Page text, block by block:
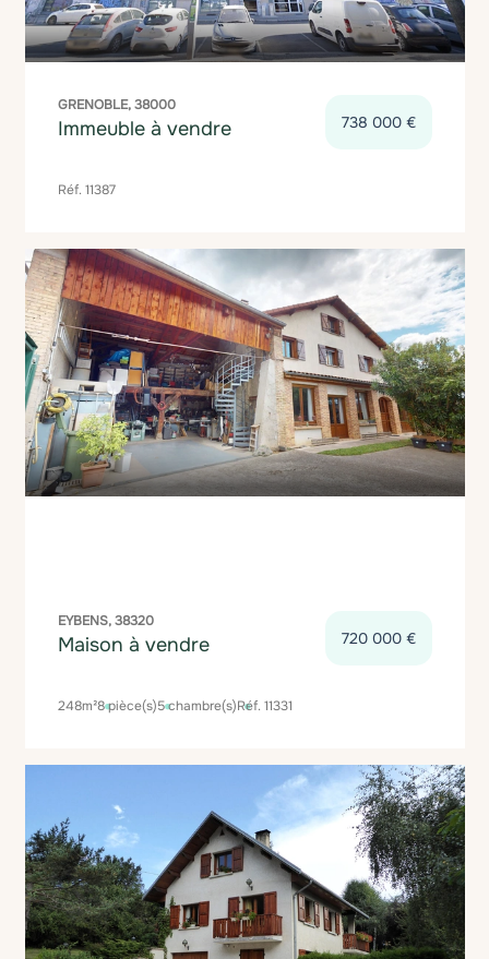
GRENOBLE, 38000
Immeuble à vendre 738 000 €
Réf. 11387
EYBENS, 38320
Maison à vendre 720 000 €
248m²8 pièce(s)5 chambre(s)Réf. 11331